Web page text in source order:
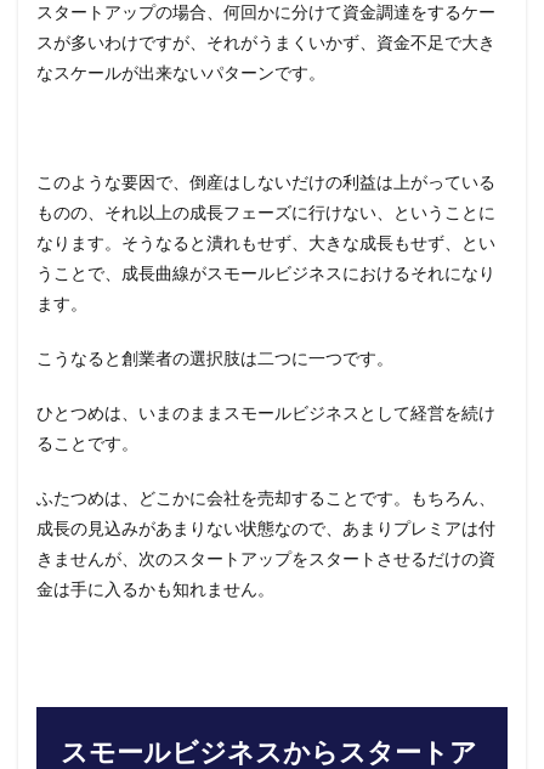
スタートアップの場合、何回かに分けて資金調達をするケー
スが多いわけですが、それがうまくいかず、資金不足で大き
なスケールが出来ないパターンです。
このような要因で、倒産はしないだけの利益は上がっている
ものの、それ以上の成長フェーズに行けない、ということに
なります。そうなると潰れもせず、大きな成長もせず、とい
うことで、成長曲線がスモールビジネスにおけるそれになり
ます。
こうなると創業者の選択肢は二つに一つです。
ひとつめは、いまのままスモールビジネスとして経営を続け
ることです。
ふたつめは、どこかに会社を売却することです。もちろん、
成長の見込みがあまりない状態なので、あまりプレミアは付
きませんが、次のスタートアップをスタートさせるだけの資
金は手に入るかも知れません。
スモールビジネスからスタートア